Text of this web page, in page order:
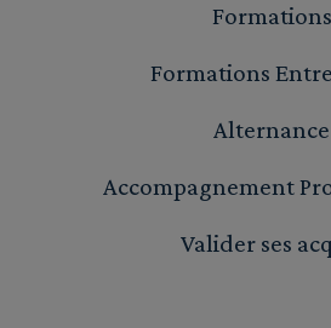
Formations
Formations
Alternance
Accompagnement
Valider ses